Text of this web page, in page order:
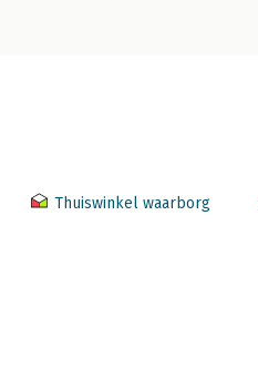
Thuiswinkel waarborg